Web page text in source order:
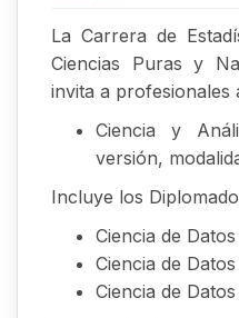
La Carrera de
Ciencias Puras y
invita a profesionales
Ciencia y
versión,
Incluye los
Ciencia de Datos
Ciencia de
Ciencia de